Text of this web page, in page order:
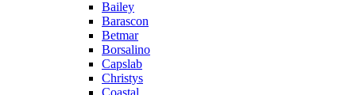
Bailey
Barascon
Betmar
Borsalino
Capslab
Christys
Coastal